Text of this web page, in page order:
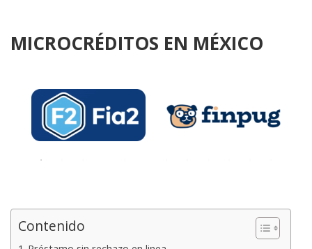
MICROCRÉDITOS EN MÉXICO
Contenido